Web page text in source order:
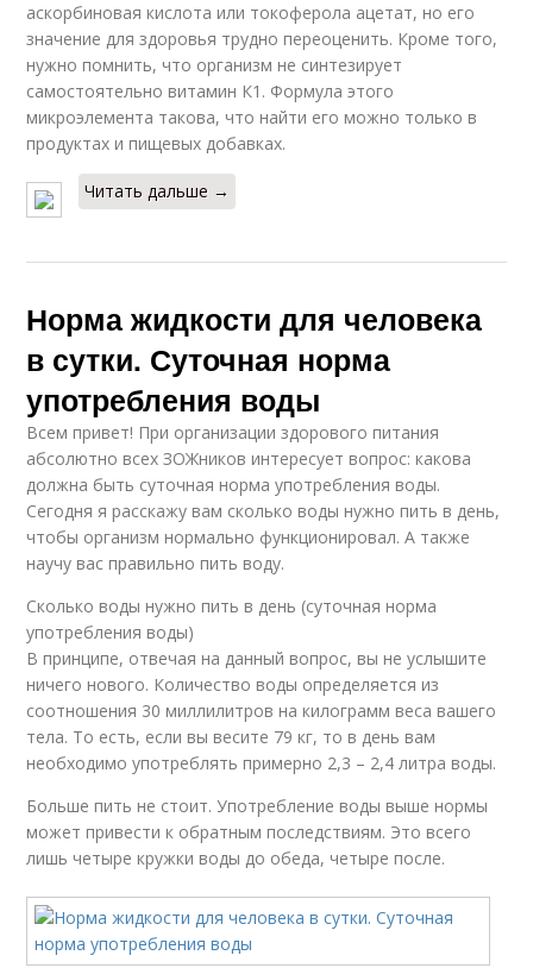
аскорбиновая кислота или токоферола ацетат, но его
значение для здоровья трудно переоценить. Кроме того,
нужно помнить, что организм не синтезирует
самостоятельно витамин К1. Формула этого
микроэлемента такова, что найти его можно только в
продуктах и пищевых добавках.
Читать дальше →
Норма жидкости для человека
в сутки. Суточная норма
употребления воды
Всем привет! При организации здорового питания
абсолютно всех ЗОЖников интересует вопрос: какова
должна быть суточная норма употребления воды.
Сегодня я расскажу вам сколько воды нужно пить в день,
чтобы организм нормально функционировал. А также
научу вас правильно пить воду.
Сколько воды нужно пить в день (суточная норма
употребления воды)
В принципе, отвечая на данный вопрос, вы не услышите
ничего нового. Количество воды определяется из
соотношения 30 миллилитров на килограмм веса вашего
тела. То есть, если вы весите 79 кг, то в день вам
необходимо употреблять примерно 2,3 – 2,4 литра воды.
Больше пить не стоит. Употребление воды выше нормы
может привести к обратным последствиям. Это всего
лишь четыре кружки воды до обеда, четыре после.